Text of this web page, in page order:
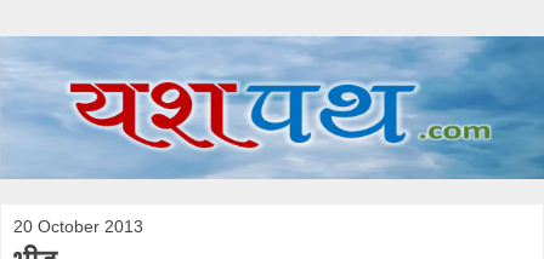
20 October 2013